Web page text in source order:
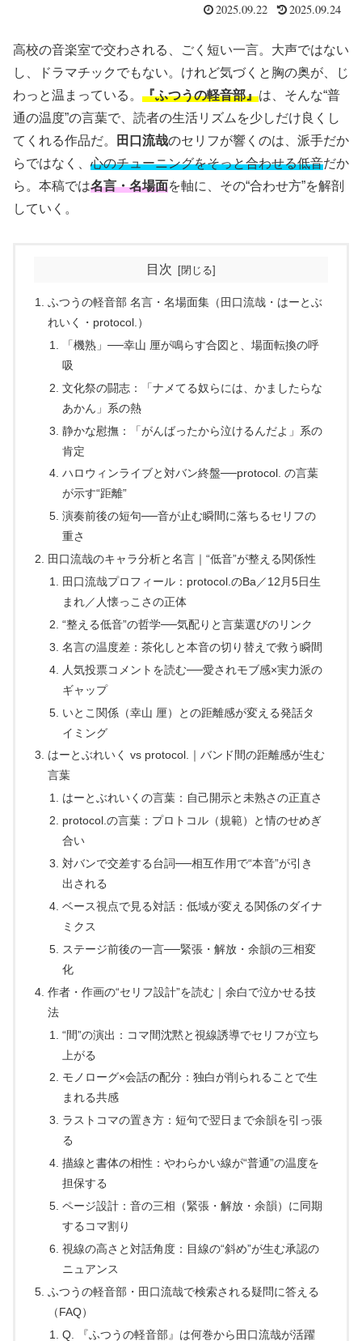
2025.09.22 2025.09.24
高校の音楽室で交わされる、ごく短い一言。大声ではない
し、ドラマチックでもない。けれど気づくと胸の奥が、じ
わっと温まっている。 『ふつうの軽音部』は、そんな“普
通の温度”の言葉で、読者の生活リズムを少しだけ良くし
てくれる作品だ。
田口流哉のセリフが響くのは、派手だか
らではなく、 心のチューニングをそっと合わせる低音だか
ら。本稿では名言・名場面を軸に、その“合わせ方”を解剖
していく。
目次
ふつうの軽音部 名言・名場面集（田口流哉・はーとぶ
れいく・protocol.）
「機熟」──幸山 厘が鳴らす合図と、場面転換の呼
吸
文化祭の闘志：「ナメてる奴らには、かましたらな
あかん」系の熱
静かな慰撫：「がんばったから泣けるんだよ」系の
肯定
ハロウィンライブと対バン終盤──protocol. の言葉
が示す“距離”
演奏前後の短句──音が止む瞬間に落ちるセリフの
重さ
田口流哉のキャラ分析と名言｜“低音”が整える関係性
田口流哉プロフィール：protocol.のBa／12月5日生
まれ／人懐っこさの正体
“整える低音”の哲学──気配りと言葉選びのリンク
名言の温度差：茶化しと本音の切り替えで救う瞬間
人気投票コメントを読む──愛されモブ感×実力派の
ギャップ
いとこ関係（幸山 厘）との距離感が変える発話タ
イミング
はーとぶれいく vs protocol.｜バンド間の距離感が生む
言葉
はーとぶれいくの言葉：自己開示と未熟さの正直さ
protocol.の言葉：プロトコル（規範）と情のせめぎ
合い
対バンで交差する台詞──相互作用で“本音”が引き
出される
ベース視点で見る対話：低域が変える関係のダイナ
ミクス
ステージ前後の一言──緊張・解放・余韻の三相変
化
作者・作画の“セリフ設計”を読む｜余白で泣かせる技
法
“間”の演出：コマ間沈黙と視線誘導でセリフが立ち
上がる
モノローグ×会話の配分：独白が削られることで生
まれる共感
ラストコマの置き方：短句で翌日まで余韻を引っ張
る
描線と書体の相性：やわらかい線が“普通”の温度を
担保する
ページ設計：音の三相（緊張・解放・余韻）に同期
するコマ割り
視線の高さと対話角度：目線の“斜め”が生む承認の
ニュアンス
ふつうの軽音部・田口流哉で検索される疑問に答える
（FAQ）
Q. 『ふつうの軽音部』は何巻から田口流哉が活躍